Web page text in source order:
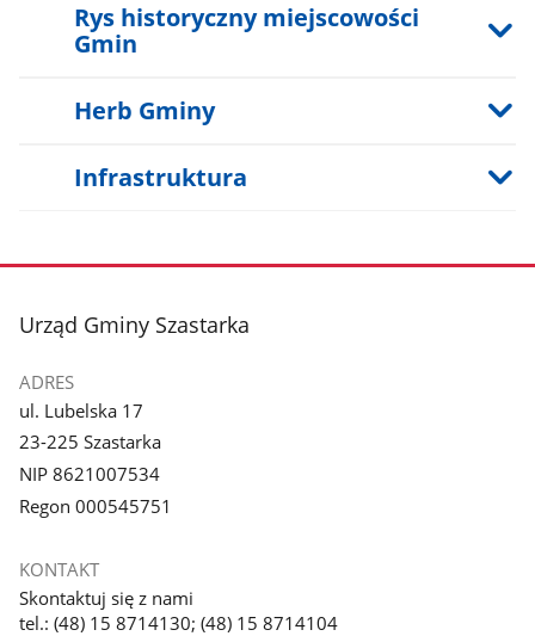
Rys historyczny miejscowości
Gmin
Herb Gminy
Infrastruktura
stopka
Urząd Gminy Szastarka
ADRES
ul. Lubelska 17
23-225 Szastarka
NIP 8621007534
Regon 000545751
KONTAKT
Skontaktuj się z nami
tel.: (48) 15 8714130; (48) 15 8714104